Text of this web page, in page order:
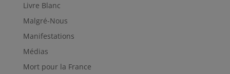
Livre Blanc
Malgré-Nous
Manifestations
Médias
Mort pour la France